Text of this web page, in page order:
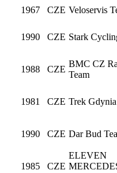
1967 CZE Veloservis
1990 CZE Stark
1988 CZE
BMC CZ
Team
1981 CZE Trek Gdynia
1990 CZE Dar Bud
1985 CZE
ELEVEN